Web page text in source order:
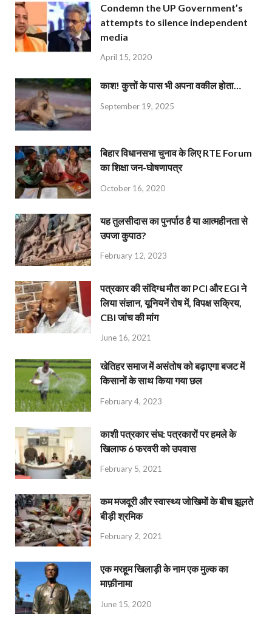
Condemn the UP Government’s
attempts to silence independent
media
April 15, 2020
काश! कुत्तों के पास भी अपना वकील होता…
September 19, 2025
बिहार विधानसभा चुनाव के लिए RTE Forum
का शिक्षा जन-घोषणापत्र
October 16, 2020
यह तुलसीदास का पुनर्पाठ है या आत्महीनता से
उपजा कुपाठ?
February 12, 2023
पत्रकार की संदिग्ध मौत का PCI और EGI ने
लिया संज्ञान, यूनियनें रोष में, विपक्ष सक्रिय,
CBI जांच की मांग
June 16, 2021
खेतिहर समाज में असंतोष को बढ़ाएगा बजट में
किसानों के साथ किया गया छल
February 4, 2023
काशी पत्रकार संघ: पत्रकारों पर हमले के
खिलाफ 6 फरवरी को उपवास
February 5, 2021
कम मजदूरी और स्वास्थ्य जोखिमों के बीच झूलते
बीड़ी श्रमिक
February 2, 2021
एक मरहूम खिलाड़ी के नाम एक मुल्क का
माफ़ीनामा
June 15, 2020